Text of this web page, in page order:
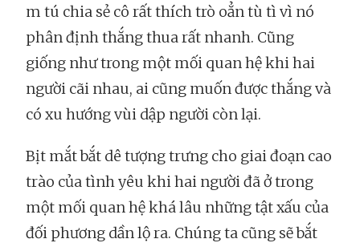
m tú chia sẻ cô rất thích trò oẳn tù tì vì nó
phân định thắng thua rất nhanh. Cũng
giống như trong một mối quan hệ khi hai
người cãi nhau, ai cũng muốn được thắng và
có xu hướng vùi dập người còn lại.
Bịt mắt bắt dê tượng trưng cho giai đoạn cao
trào của tình yêu khi hai người đã ở trong
một mối quan hệ khá lâu những tật xấu của
đối phương dần lộ ra. Chúng ta cũng sẽ bắt